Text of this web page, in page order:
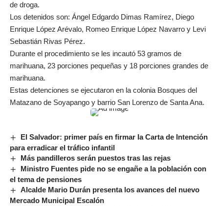
de droga.
Los detenidos son: Ángel Edgardo Dimas Ramírez, Diego
Enrique López Arévalo, Romeo Enrique López Navarro y Levi
Sebastián Rivas Pérez.
Durante el procedimiento se les incautó 53 gramos de
marihuana, 23 porciones pequeñas y 18 porciones grandes de
marihuana.
Estas detenciones se ejecutaron en la colonia Bosques del
Matazano de Soyapango y barrio San Lorenzo de Santa Ana.
El Salvador: primer país en firmar la Carta de Intención
para erradicar el tráfico infantil
Más pandilleros serán puestos tras las rejas
Ministro Fuentes pide no se engañe a la población con
el tema de pensiones
Alcalde Mario Durán presenta los avances del nuevo
Mercado Municipal Escalón